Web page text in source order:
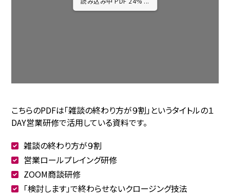
こちらのPDFは「雑談の終わり方が９割」というタイトルの１
DAY営業研修で活用している資料です。
雑談の終わり方が９割
営業ロールプレイング研修
ZOOM商談研修
「検討します」で終わらせないクロージング技法